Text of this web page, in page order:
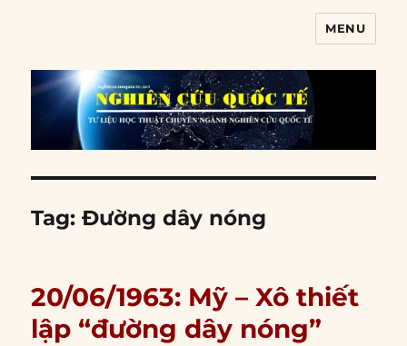
MENU
Tag:Đường dây nóng
20/06/1963: Mỹ – Xô thiết
lập “đường dây nóng”